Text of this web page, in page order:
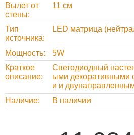
Вылет от
стены
11 см
Тип
источника
LED матрица
Мощность
5W
Краткое
описание
Светодиодный
ыми декоративными
и и
Наличие
В наличии